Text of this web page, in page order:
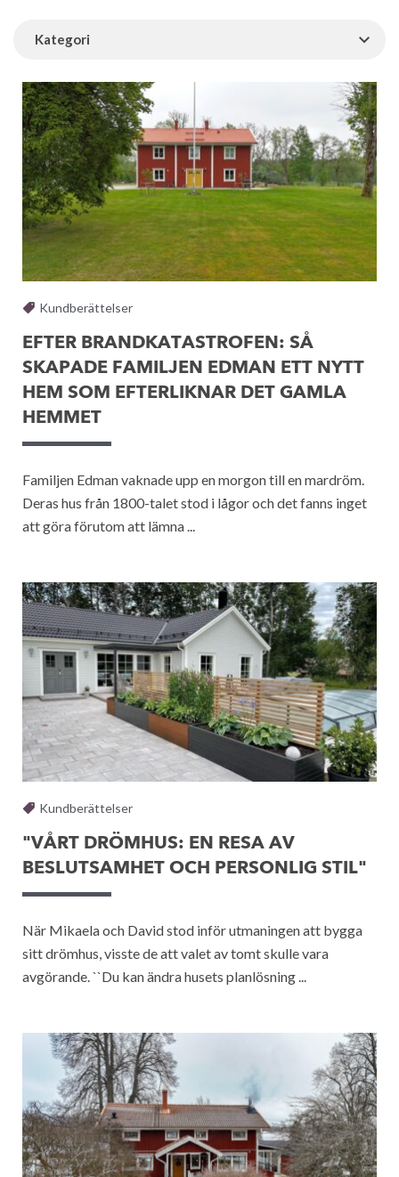
Kategori
Kundberättelser
EFTER BRANDKATASTROFEN: SÅ
SKAPADE FAMILJEN EDMAN ETT NYTT
HEM SOM EFTERLIKNAR DET GAMLA
HEMMET
Familjen Edman vaknade upp en morgon till en mardröm.
Deras hus från 1800-talet stod i lågor och det fanns inget
att göra förutom att lämna ...
Kundberättelser
"VÅRT DRÖMHUS: EN RESA AV
BESLUTSAMHET OCH PERSONLIG STIL"
När Mikaela och David stod inför utmaningen att bygga
sitt drömhus, visste de att valet av tomt skulle vara
avgörande. ``Du kan ändra husets planlösning ...